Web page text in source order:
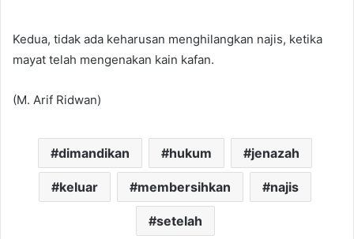
Kedua, tidak ada keharusan menghilangkan najis, ketika
mayat telah mengenakan kain kafan.
(M. Arif Ridwan)
dimandikan hukum jenazah
keluar membersihkan najis
setelah